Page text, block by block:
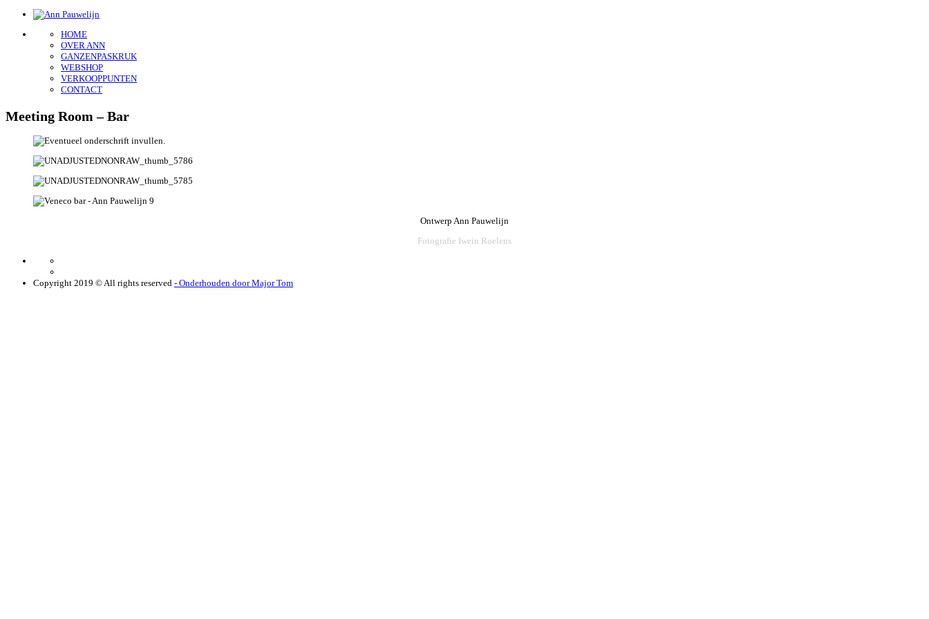
Interieurarchitect
HOME
OVER ANN
GANZENPASKRUK
WEBSHOP
VERKOOPPUNTEN
CONTACT
Meeting Room – Bar
Ontwerp Ann Pauwelijn
Fotografie Iwein Roelens
Copyright 2019 © All rights reserved - Onderhouden door Major Tom